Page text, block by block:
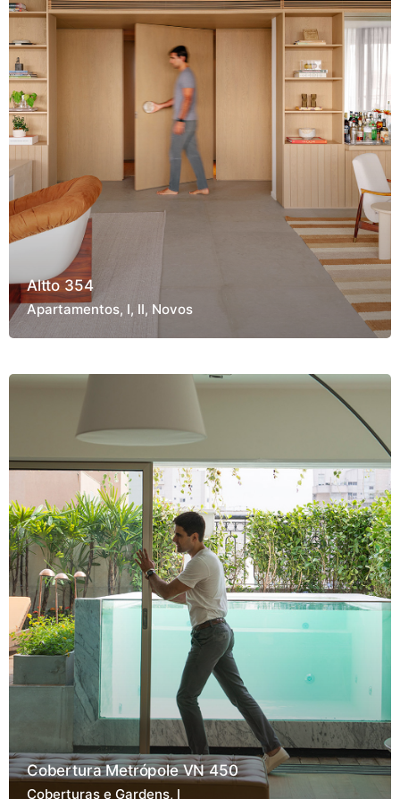
Altto 354
Apartamentos I II Novos
Cobertura Metrópole VN 450
Coberturas e Gardens I